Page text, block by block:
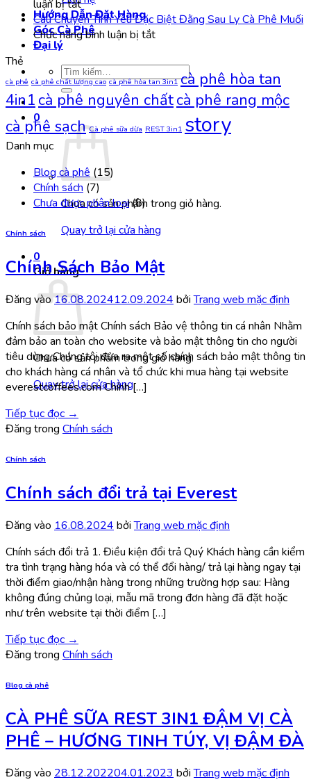
Hướng Dẫn Đặt Hàng
Góc Cà Phê
Đại lý
Tìm
kiếm:
0
Chưa có sản phẩm trong giỏ hàng.
Quay trở lại cửa hàng
0
Giỏ hàng
Chưa có sản phẩm trong giỏ hàng.
Quay trở lại cửa hàng
Thế
Giới
Cao
Nâu”
Của
Tự
Nhiên
Tan
Xanh
Cho
Sức
luận bị tắtở
Chính
sách
trả
hàng
và
hoàn
tiền
Câu Chuyện Tình Yêu Đặc Biệt Đằng Sau Ly Cà Phê Muối
Chức năng bình luận bị tắtở
Chuyện
Tình
Yêu
Đặc
Biệt
Phê
Thẻ
cà phê cà phê chất lượng cao cà phê hòa tan 3in1 cà phê hòa tan
4in1 cà phê nguyên chấtcà phê rang mộc
cà phê sạch Cà phê sữa dừa REST 3in1 story
Danh mục
Blog cà phê (15)
Chính sách (7)
Chưa được phân loại(8)
Chính sách
Chính Sách Bảo Mật
Đăng vào16.08.202412.09.2024 bởiTrang web mặc định
Chính sách bảo mật Chính sách Bảo vệ thông tin cá nhân Nhằm
đảm bảo an toàn cho website và bảo mật thông tin cho người
tiêu dùng Chúng tôi đưa ra một số chính sách bảo mật thông tin
cho khách hàng cá nhân và tổ chức khi mua hàng tại website
everestcoffees.com Chính […]
Tiếp tục đọc →
Đăng trong Chính sách
Chính sách
Chính sách đổi trả tại Everest
Đăng vào 16.08.2024 bởiTrang web mặc định
Chính sách đổi trả 1. Điều kiện đổi trả Quý Khách hàng cần kiểm
tra tình trạng hàng hóa và có thể đổi hàng/ trả lại hàng ngay tại
thời điểm giao/nhận hàng trong những trường hợp sau: Hàng
không đúng chủng loại, mẫu mã trong đơn hàng đã đặt hoặc
như trên website tại thời điểm […]
Tiếp tục đọc →
Đăng trong Chính sách
Blog cà phê
CÀ PHÊ SỮA REST 3IN1 ĐẬM VỊ CÀ
PHÊ – HƯƠNG TINH TÚY, VỊ ĐẬM ĐÀ
Đăng vào 28.12.202204.01.2023bởiTrang web mặc định